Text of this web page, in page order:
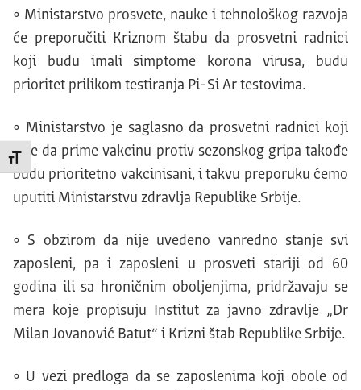
Promeni veličinu slova
• Ministarstvo prosvete, nauke i tehnološkog razvoja
će preporučiti Kriznom štabu da prosvetni radnici
koji budu imali simptome korona virusa, budu
prioritet prilikom testiranja Pi-Si Ar testovima.
• Ministarstvo je saglasno da prosvetni radnici koji
žele da prime vakcinu protiv sezonskog gripa takođe
budu prioritetno vakcinisani, i takvu preporuku ćemo
uputiti Ministarstvu zdravlja Republike Srbije.
• S obzirom da nije uvedeno vanredno stanje svi
zaposleni, pa i zaposleni u prosveti stariji od 60
godina ili sa hroničnim oboljenjima, pridržavaju se
mera koje propisuju Institut za javno zdravlje „Dr
Milan Jovanović Batut“ i Krizni štab Republike Srbije.
• U vezi predloga da se zaposlenima koji obole od